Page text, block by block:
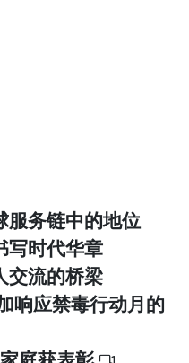
服务链中的地位
写时代华章
交流的桥梁
响应禁毒行动月的